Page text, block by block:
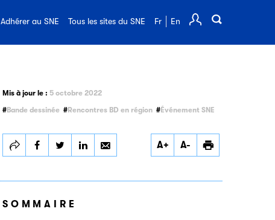
Adhérer au SNE Tous les sites du SNE Fr En
Mis à jour le : 5 octobre 2022
Bande dessinée
Rencontres BD en région Événement SNE
Partager
Rencontre avec les
Partager
Rencontre avec les
Partager
Rencontre avec les
A+ A-
SOMMAIRE